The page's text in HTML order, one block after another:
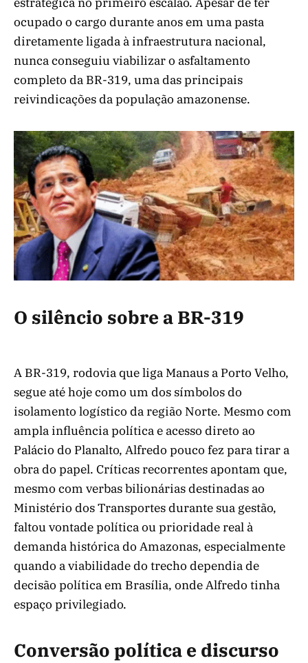
ocupado o cargo durante anos em uma pasta
diretamente ligada à infraestrutura nacional,
nunca conseguiu viabilizar o asfaltamento
completo da BR-319, uma das principais
reivindicações da população amazonense.
O silêncio sobre a BR-319
A BR-319, rodovia que liga Manaus a Porto Velho,
segue até hoje como um dos símbolos do
isolamento logístico da região Norte. Mesmo com
ampla influência política e acesso direto ao
Palácio do Planalto, Alfredo pouco fez para tirar a
obra do papel. Críticas recorrentes apontam que,
mesmo com verbas bilionárias destinadas ao
Ministério dos Transportes durante sua gestão,
faltou vontade política ou prioridade real à
demanda histórica do Amazonas, especialmente
quando a viabilidade do trecho dependia de
decisão política em Brasília, onde Alfredo tinha
espaço privilegiado.
Conversão política e discurso